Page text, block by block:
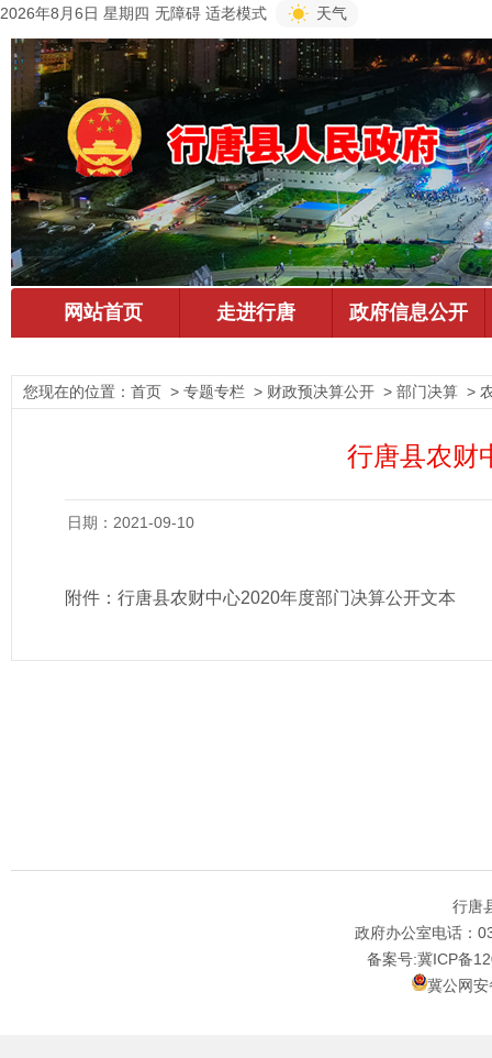
2026年8月6日 星期四 无障碍 适老模式 天气
您现在的位置： 首页 > 专题专栏 > 财政预决算公开 > 部门决算 >
行唐县农财
日期：2021-09-10
附件： 行唐县农财中心2020年度部门决算公开文本